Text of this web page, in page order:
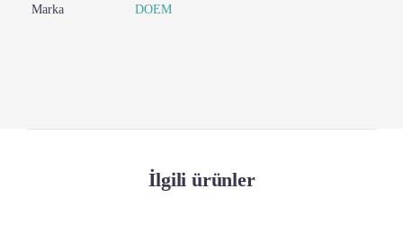
Marka DOEM
İlgili ürünler